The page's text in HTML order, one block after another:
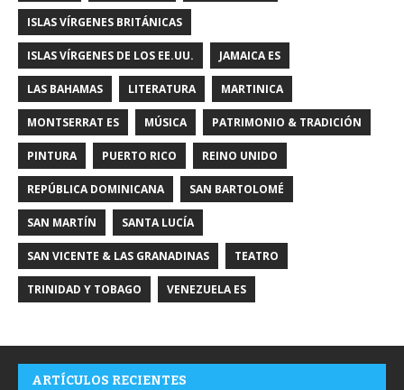
ISLAS VÍRGENES BRITÁNICAS
ISLAS VÍRGENES DE LOS EE.UU. JAMAICA ES
LAS BAHAMAS LITERATURA MARTINICA
MONTSERRAT ES MÚSICA PATRIMONIO & TRADICIÓN
PINTURA PUERTO RICO REINO UNIDO
REPÚBLICA DOMINICANA SAN BARTOLOMÉ
SAN MARTÍN SANTA LUCÍA
SAN VICENTE & LAS GRANADINAS TEATRO
TRINIDAD Y TOBAGO VENEZUELA ES
ARTÍCULOS RECIENTES